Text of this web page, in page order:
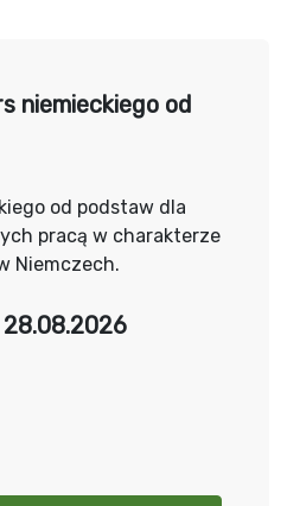
niemieckiego od
od podstaw dla
pracą w charakterze
Niemczech.